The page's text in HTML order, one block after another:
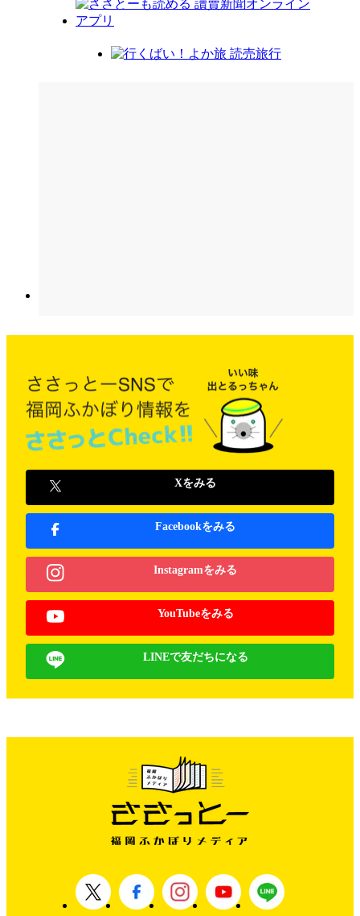
Xをみる
Facebookをみる
Instagramをみる
YouTubeをみる
LINEで友だちになる